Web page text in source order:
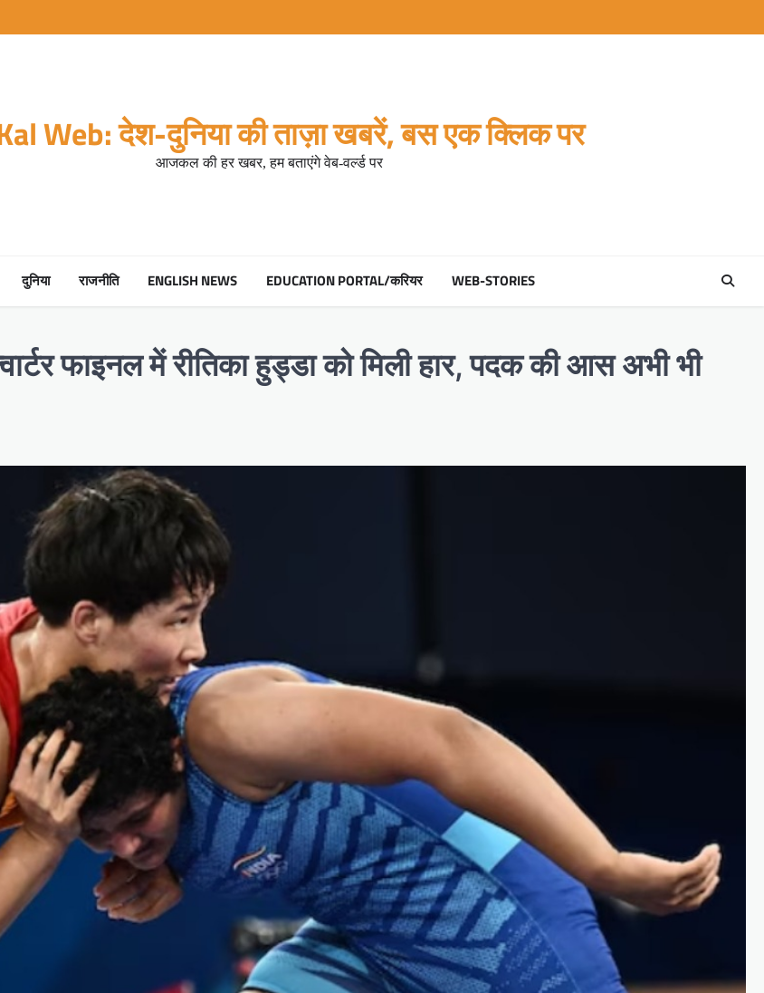
Web: देश-दुनिया की ताज़ा खबरें, बस एक क्लिक पर
आजकल की हर खबर, हम बताएंगे वेब-वर्ल्ड पर
दुनिया राजनीति ENGLISH NEWS EDUCATION PORTAL/करियर WEB-STORIES
फाइनल में रीतिका हुड्डा को मिली हार, पदक की आस अभी भी